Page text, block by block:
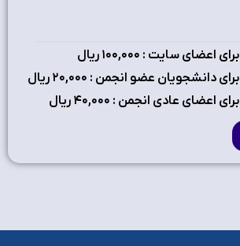
برای اعضای سایت : ۱٠٠,٠٠٠ ریال
برای دانشجویان عضو انجمن : ۲٠,٠٠٠ ریال
برای اعضای عادی انجمن : ۴٠,٠٠٠ ریال